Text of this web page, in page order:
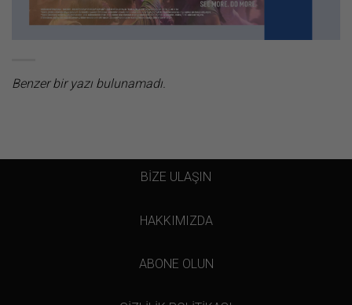
Benzer bir yazı bulunamadı.
BİZE ULAŞIN
HAKKIMIZDA
ABONE OLUN